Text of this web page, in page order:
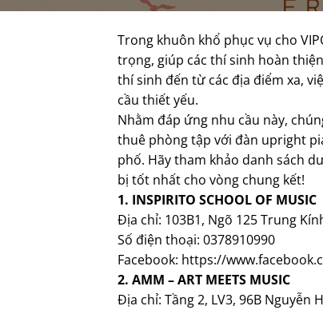
Trong khuôn khổ phục vụ cho
trọng, giúp các thí sinh hoàn
thí sinh đến từ các địa điểm xa,
cầu thiết yếu.
Nhằm đáp ứng nhu cầu này,
thuê phòng tập với đàn upright
phố. Hãy tham khảo danh sách
bị tốt nhất cho vòng chung kết!
1. INSPIRITO SCHOOL OF MUSIC
Địa chỉ: 103B1, Ngõ 125 Trung
Số điện thoại: 0378910990
Facebook: https://
2. AMM – ART MEETS MUSIC
Địa chỉ: Tầng 2, LV3, 96B Nguyễn